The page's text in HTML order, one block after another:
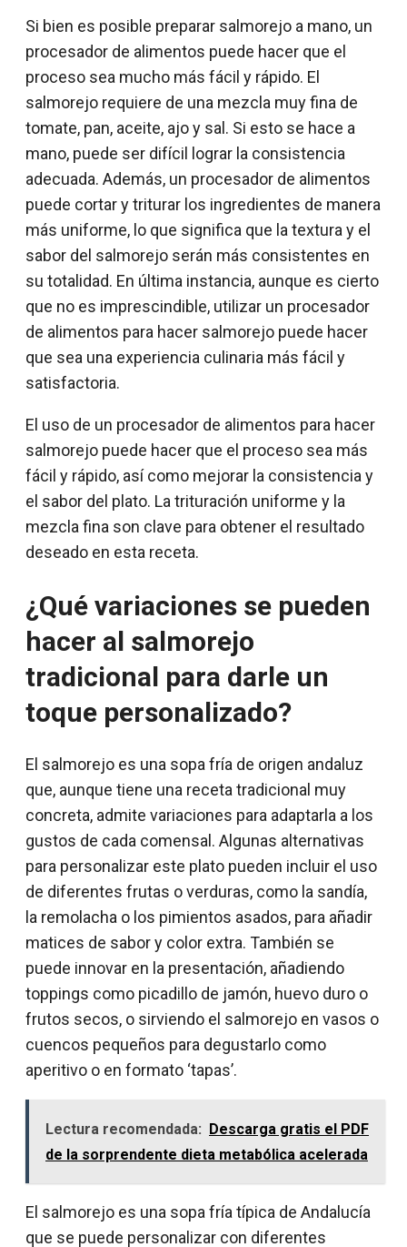
Si bien es posible preparar salmorejo a mano, un
procesador de alimentos puede hacer que el
proceso sea mucho más fácil y rápido. El
salmorejo requiere de una mezcla muy fina de
tomate, pan, aceite, ajo y sal. Si esto se hace a
mano, puede ser difícil lograr la consistencia
adecuada. Además, un procesador de alimentos
puede cortar y triturar los ingredientes de manera
más uniforme, lo que significa que la textura y el
sabor del salmorejo serán más consistentes en
su totalidad. En última instancia, aunque es cierto
que no es imprescindible, utilizar un procesador
de alimentos para hacer salmorejo puede hacer
que sea una experiencia culinaria más fácil y
satisfactoria.
El uso de un procesador de alimentos para hacer
salmorejo puede hacer que el proceso sea más
fácil y rápido, así como mejorar la consistencia y
el sabor del plato. La trituración uniforme y la
mezcla fina son clave para obtener el resultado
deseado en esta receta.
¿Qué variaciones se pueden
hacer al salmorejo
tradicional para darle un
toque personalizado?
El salmorejo es una sopa fría de origen andaluz
que, aunque tiene una receta tradicional muy
concreta, admite variaciones para adaptarla a los
gustos de cada comensal. Algunas alternativas
para personalizar este plato pueden incluir el uso
de diferentes frutas o verduras, como la sandía,
la remolacha o los pimientos asados, para añadir
matices de sabor y color extra. También se
puede innovar en la presentación, añadiendo
toppings como picadillo de jamón, huevo duro o
frutos secos, o sirviendo el salmorejo en vasos o
cuencos pequeños para degustarlo como
aperitivo o en formato ‘tapas’.
Lectura recomendada:
Descarga gratis el PDF
de la sorprendente dieta metabólica acelerada
El salmorejo es una sopa fría típica de Andalucía
que se puede personalizar con diferentes